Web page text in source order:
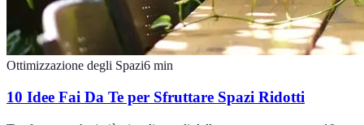
Ottimizzazione degli Spazi6 min
10 Idee Fai Da Te per Sfruttare Spazi Ridotti